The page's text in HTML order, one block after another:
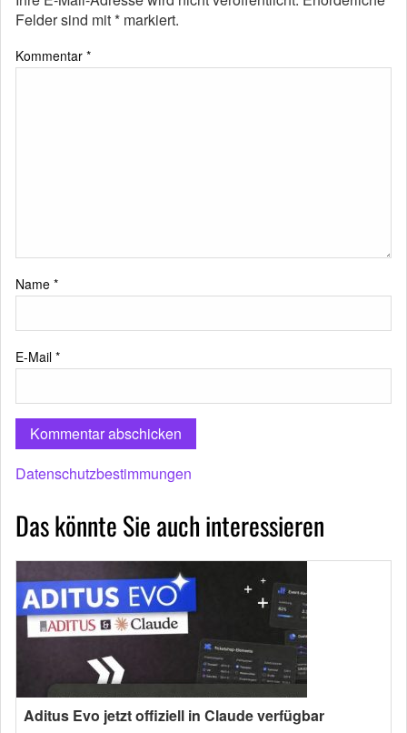
Felder sind mit* markiert.
Kommentar *
Name *
E-Mail *
Datenschutzbestimmungen
Das könnte Sie auch interessieren
Aditus Evo jetzt offiziell in Claude verfügbar